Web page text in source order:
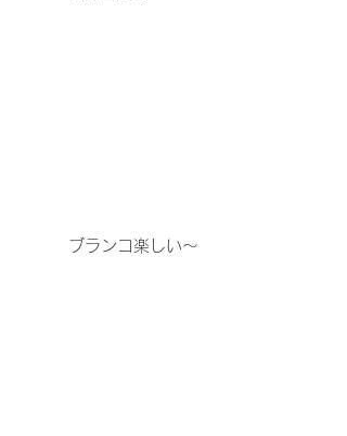
ブランコ楽しい～